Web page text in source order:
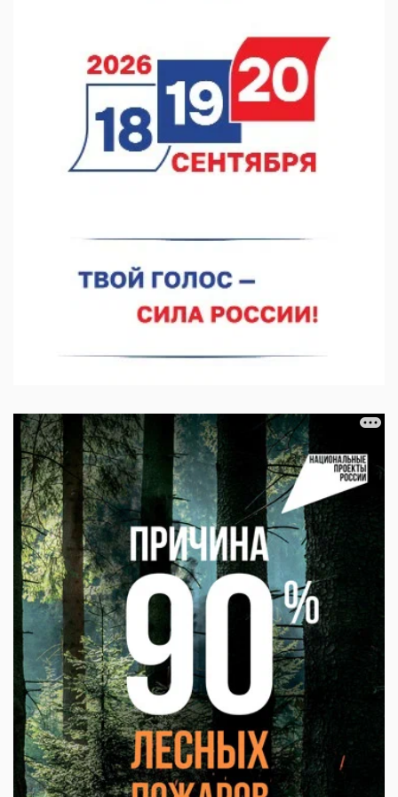
покраской телебашни
07.08.2026 11:20
В автобусах Арзамаса устанавливают терминалы оплаты
07.08.2026 11:03